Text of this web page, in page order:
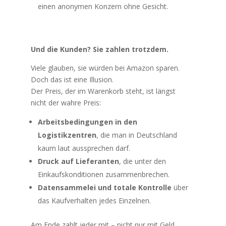
einen anonymen Konzern ohne Gesicht.
Und die Kunden? Sie zahlen trotzdem.
Viele glauben, sie würden bei Amazon sparen.
Doch das ist eine Illusion.
Der Preis, der im Warenkorb steht, ist längst
nicht der wahre Preis:
Arbeitsbedingungen in den
Logistikzentren, die man in Deutschland
kaum laut aussprechen darf.
Druck auf Lieferanten, die unter den
Einkaufskonditionen zusammenbrechen.
Datensammelei und totale Kontrolle über
das Kaufverhalten jedes Einzelnen.